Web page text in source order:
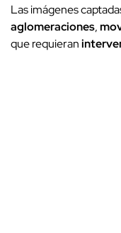
Las imágenes
aglomeraciones,
que requieran